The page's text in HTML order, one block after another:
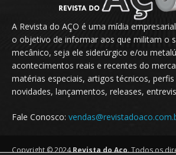
A Revista do AÇO é uma mídia
o objetivo de informar aos que militam o
mecânico, seja ele siderúrgico e/ou
acontecimentos reais e recentes do
matérias especiais, artigos técnicos,
novidades, lançamentos, releases,
Fale Conosco:
Copyright © 2024Revista do Aço. Todos os